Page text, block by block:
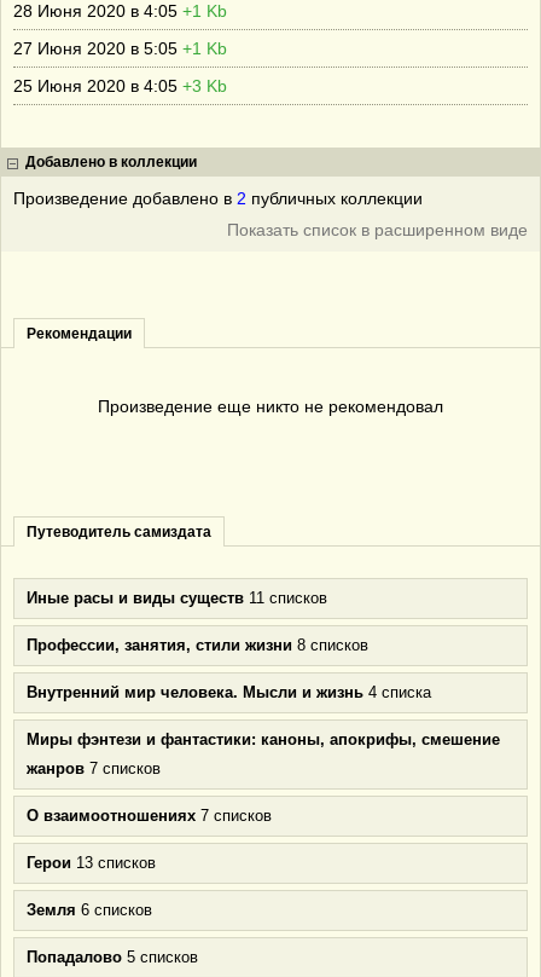
28 Июня 2020 в 4:05 +1 Kb
27 Июня 2020 в 5:05 +1 Kb
25 Июня 2020 в 4:05 +3 Kb
Добавлено в коллекции
Произведение добавлено в 2 публичных коллекции
Показать список в расширенном виде
Рекомендации
Произведение еще никто не рекомендовал
Путеводитель самиздата
Иные расы и виды существ 11 списков
Профессии, занятия, стили жизни 8 списков
Внутренний мир человека. Мысли и жизнь 4 списка
Миры фэнтези и фантастики: каноны, апокрифы, смешение
жанров 7 списков
О взаимоотношениях 7 списков
Герои 13 списков
Земля 6 списков
Попадалово 5 списков